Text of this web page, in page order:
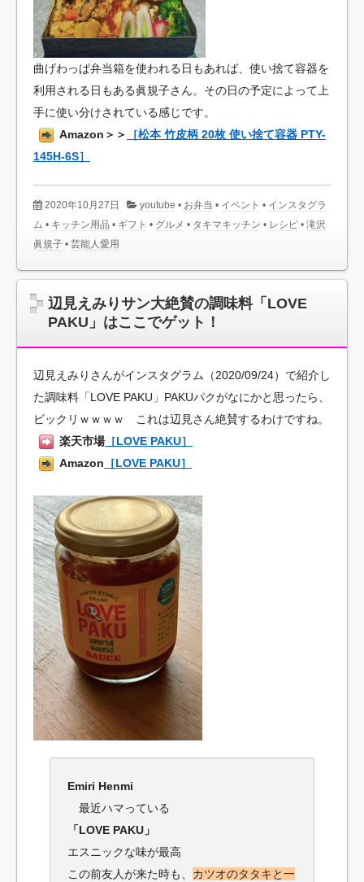
曲げわっぱ弁当箱を使われる日もあれば、使い捨て容器を
利用される日もある眞規子さん。その日の予定によって上
手に使い分けされている感じです。
Amazon＞＞
［松本 竹皮柄 20枚 使い捨て容器 PTY-
145H-6S］
2020年10月27日 youtube • お弁当 • イベント • インスタグラ
ム • キッチン用品 • ギフト • グルメ • タキマキッチン • レシピ • 滝沢
眞規子 • 芸能人愛用
辺見えみりサン大絶賛の調味料「LOVE
PAKU」はここでゲット！
辺見えみりさんがインスタグラム（2020/09/24）で紹介し
た調味料「LOVE PAKU」PAKUパクがなにかと思ったら、
ビックリｗｗｗｗ これは辺見さん絶賛するわけですね。
楽天市場［LOVE PAKU］
Amazon ［LOVE PAKU］
Emiri Henmi
最近ハマっている
「LOVE PAKU」
エスニックな味が最高
この前友人が来た時も、 カツオのタタキと一